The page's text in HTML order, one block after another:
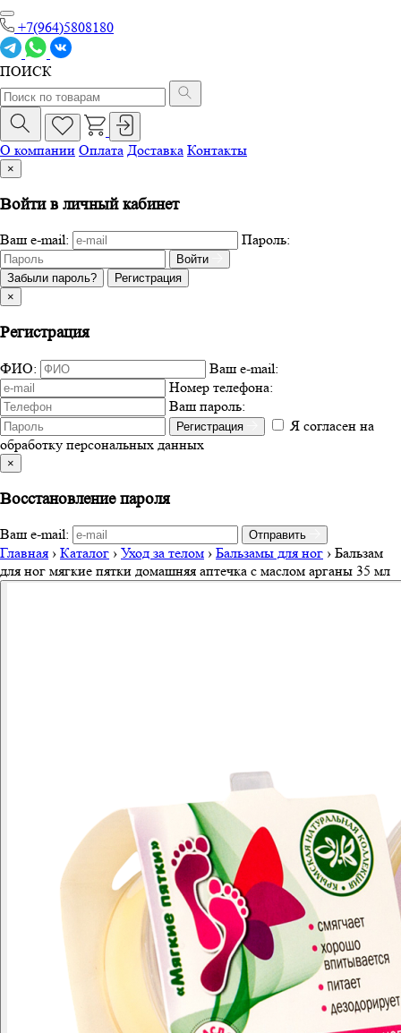
+7(964)5808180
ПОИСК
О компании Оплата Доставка Контакты
×
Войти в личный кабинет
Ваш e-mail: Пароль:
Войти
Забыли пароль?
Регистрация
×
Регистрация
ФИО:
Ваш e-mail:
Номер телефона:
Ваш пароль:
Регистрация
Я согласен на
обработку персональных данных
×
Восстановление пароля
Ваш e-mail: Отправить
Главная › Каталог › Уход за телом › Бальзамы для ног › Бальзам
для ног мягкие пятки домашняя аптечка с маслом арганы 35 мл